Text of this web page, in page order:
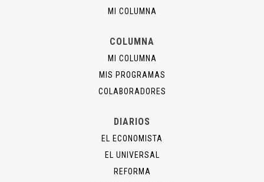
MI COLUMNA
COLUMNA
MI COLUMNA
MIS PROGRAMAS
COLABORADORES
DIARIOS
EL ECONOMISTA
EL UNIVERSAL
REFORMA